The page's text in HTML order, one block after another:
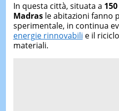
In questa città, situata a
Madrasle abitazioni fanno
sperimentale, in continua
energie rinnovabili e il
materiali.